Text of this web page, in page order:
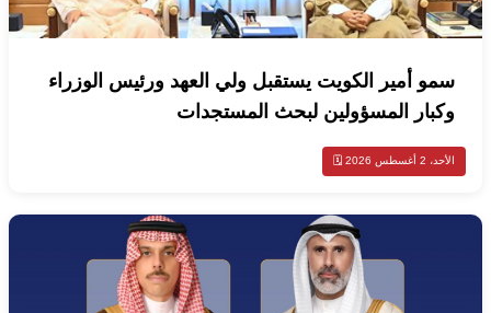
سمو أمير الكويت يستقبل ولي العهد ورئيس الوزراء
وكبار المسؤولين لبحث المستجدات
الأحد، 2 أغسطس 2026 🗓️